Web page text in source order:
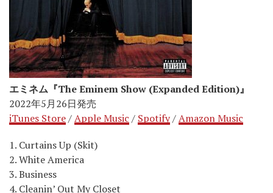
エミネム『The Eminem Show (Expanded Edition)』
2022年5月26日発売
iTunes Store/Apple Music / Spotify/Amazon Music
1. Curtains Up (Skit)
2. White America
3. Business
4. Cleanin’ Out My Closet